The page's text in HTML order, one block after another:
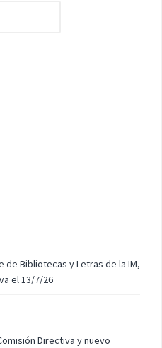
de Bibliotecas y Letras de la IM,
el 13/7/26
Directiva y nuevo